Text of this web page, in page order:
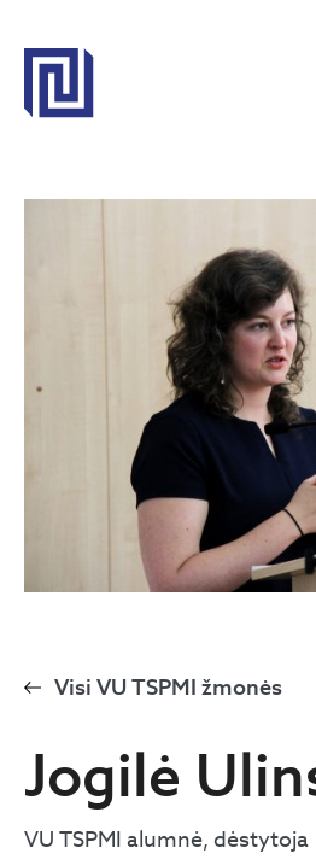
Visi VU TSPMI žmonės
Jogilė
VU TSPMI alumnė, dėstytoja